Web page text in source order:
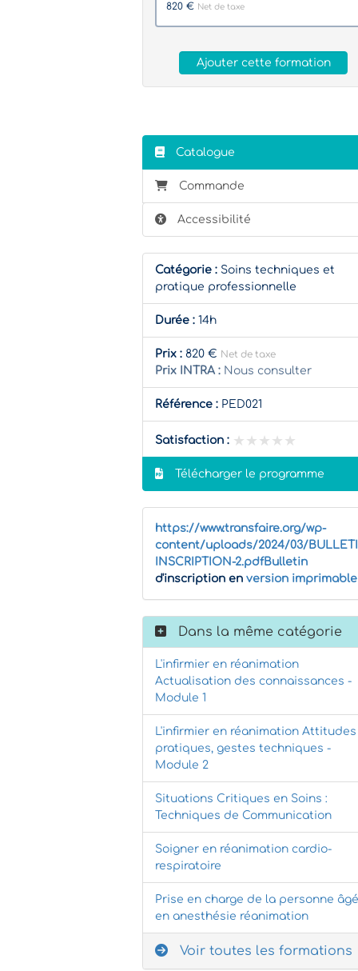
820 € Net de taxe
Ajouter cette formation
Catalogue
Commande
Accessibilité
Catégorie : Soins techniques et
pratique professionnelle
Durée : 14h
Prix : 820 € Net de taxe
Prix INTRA : Nous consulter
Référence : PED021
Satisfaction : ★★★★★
★★★★★
Télécharger le programme
https://www.transfaire.org/wp-
content/uploads/2024/03/
INSCRIPTION-2.pdfBulletin
d'inscription en version imprimable
Dans la même catégorie
L'infirmier en réanimation
Actualisation des connaissances -
Module 1
L'infirmier en réanimation Attitudes
pratiques, gestes techniques -
Module 2
Situations Critiques en Soins :
Techniques de Communication
Soigner en réanimation cardio-
respiratoire
Prise en charge de la personne
en anesthésie réanimation
Voir toutes les formations